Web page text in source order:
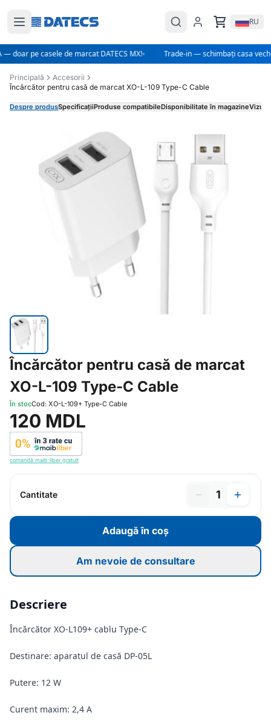
RU
— doar pe casele de marcat DATECS MX! Trade-in — schimbați casa
Principală
Accesorii
Încărcător pentru casă de marcat XO-L-109 Type-C Cable
Despre produsSpecificațiiProduse compatibileDisponibilitate în magazine
Încărcător pentru casă de marcat
XO-L-109 Type-C Cable
În stocCod: XO-L-109+ Type-C Cable
120 MDL
comandă maib liber gratuit
Cantitate 1
Adaugă în coș
Am nevoie de consultare
Descriere
Încărcător XO-L109+ cablu Type-C
Destinare: aparatul de casă DP-05L
Putere: 12 W
Curent maxim: 2,4 A